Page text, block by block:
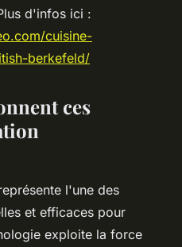
d'infos ici :
cuisine-
berkefeld/
ces
l'une des
et efficaces pour
exploite la force